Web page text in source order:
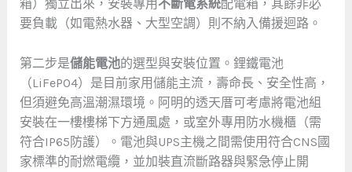
箱）獨立出來，安裝專用 不斷電系統配電箱，其餘非必
要負載（如電熱水器、大型空調）則不納入備援迴路。
第二步是儲能電池的選型與安裝位置。鋰鐵電池
（LiFePO4）是目前家用儲能主流，壽命長、安全性高，
但須避免高溫潮濕環境。阿明的透天厝可考慮將電池組
安裝在一樓樓梯下方通風處，或室外專用防水機櫃（需
符合IP65防護）。電池與UPS主機之間需使用符合CNS國
家標準的耐燃電纜，並加裝直流斷路器與緊急停止開